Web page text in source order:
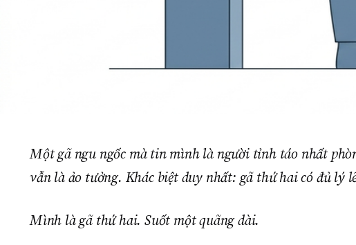
Một gã ngu ngốc mà tin mình là người tỉnh táo nhất
vẫn là ảo tưởng. Khác biệt duy nhất: gã thứ hai có đủ lý
Mình là gã thứ hai. Suốt một quãng dài.